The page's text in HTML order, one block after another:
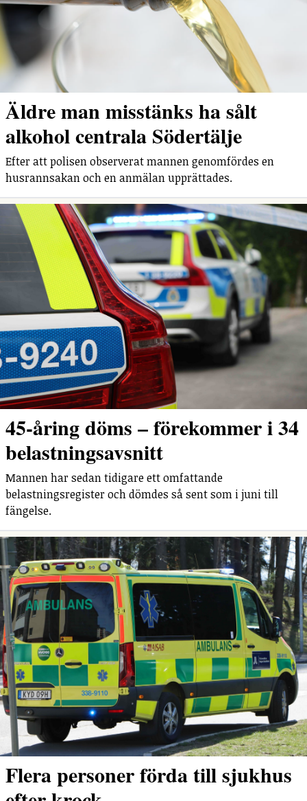
Äldre man misstänks ha sålt
alkohol centrala Södertälje
Efter att polisen observerat mannen genomfördes en
husrannsakan och en anmälan upprättades.
45-åring döms – förekommer i 34
belastningsavsnitt
Mannen har sedan tidigare ett omfattande
belastningsregister och dömdes så sent som i juni till
fängelse.
Flera personer förda till sjukhus